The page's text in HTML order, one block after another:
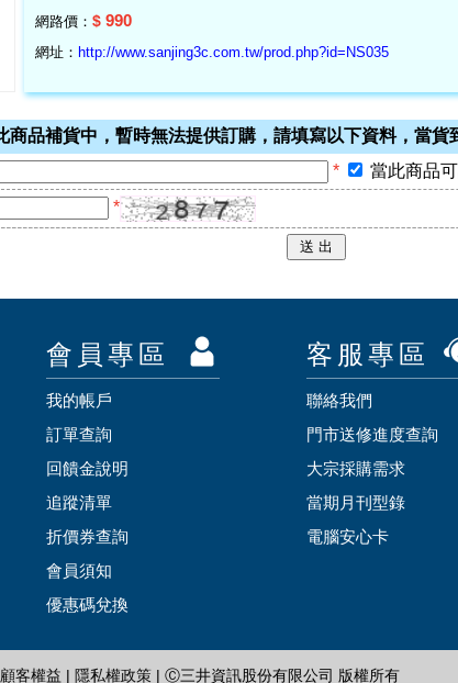
網路價： $ 990
網址： http://www.sanjing3c.com.tw/prod.php?id=NS035
品補貨中，暫時無法提供訂購，請填寫以下資料，當貨
*
當此商品
*
會員專區
我的帳戶
訂單查詢
回饋金說明
追蹤清單
折價券查詢
會員須知
優惠碼兌換
客服專區
聯絡我們
門市送修進度查詢
大宗採購需求
當期月刊型錄
電腦安心卡
顧客權益 | 隱私權政策 | Ⓒ三井資訊股份有限公司 版權所有